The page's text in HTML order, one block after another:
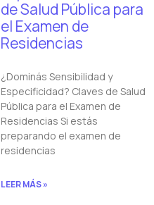
de Salud Pública para
el Examen de
Residencias
¿Dominás Sensibilidad y
Especificidad? Claves de Salud
Pública para el Examen de
Residencias Si estás
preparando el examen de
residencias
LEER MÁS »